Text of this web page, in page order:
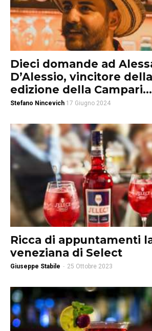
Dieci domande ad
D’Alessio, vincitore
edizione della Campari...
Stefano Nincevich 17 Giugno 2024
Ricca di appuntamenti
veneziana di Select
Giuseppe Stabile - 25 Ottobre 2023